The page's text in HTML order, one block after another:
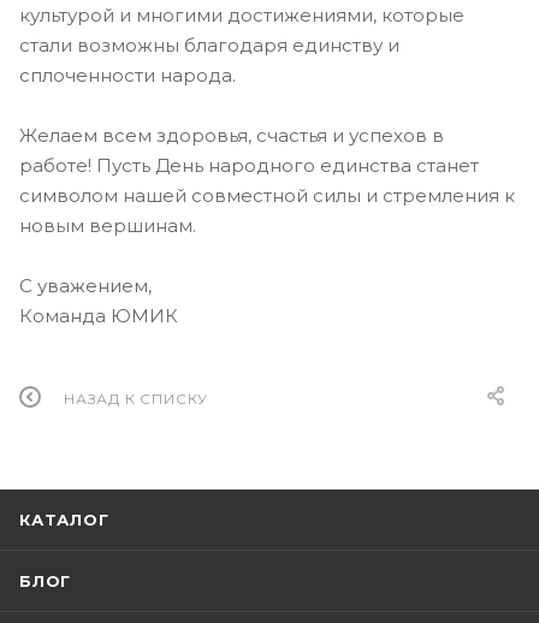
культурой и многими достижениями, которые
стали возможны благодаря единству и
сплоченности народа.
Желаем всем здоровья, счастья и успехов в
работе! Пусть День народного единства станет
символом нашей совместной силы и стремления к
новым вершинам.
С уважением,
Команда ЮМИК
НАЗАД К СПИСКУ
КАТАЛОГ
БЛОГ